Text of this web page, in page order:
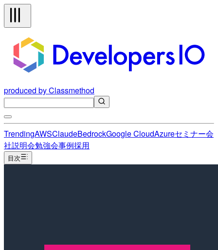
produced by Classmethod
TrendingAWSClaudeBedrockGoogle CloudAzureセミナー会
社説明会勉強会事例採用
目次